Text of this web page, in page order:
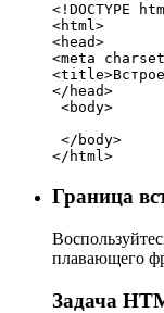
<!DOCTYPE
<html>
<head>
<meta
</head>
<body>
</body>
</html>
Граница
плавающего
Задача